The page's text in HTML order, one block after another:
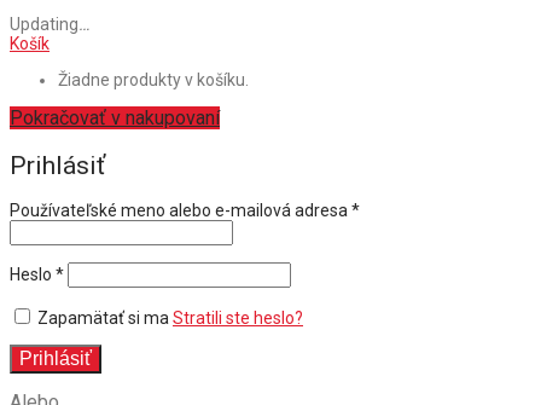
Updating…
Košík
Žiadne produkty v košíku.
Pokračovať v nakupovaní
Prihlásiť
Používateľské meno alebo e-mailová adresa *Povinné
Heslo *Povinné
Zapamätať si ma Stratili ste heslo?
Prihlásiť